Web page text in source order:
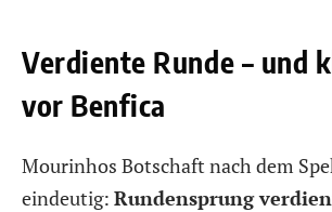
Verdiente Runde – und
vor Benfica
Mourinhos Botschaft nach dem
eindeutig: Rundensprung